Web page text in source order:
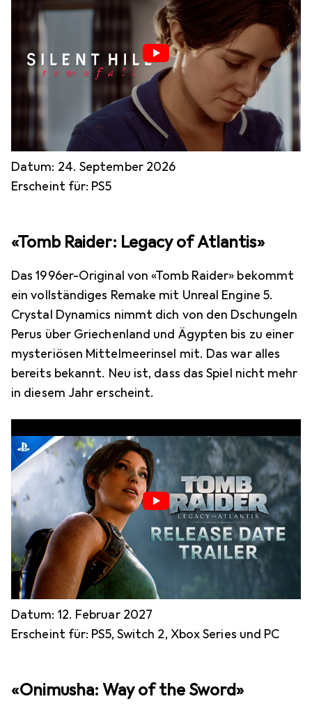
Datum: 24. September 2026
Erscheint für: PS5
«Tomb Raider: Legacy of Atlantis»
Das 1996er-Original von «Tomb Raider» bekommt
ein vollständiges Remake mit Unreal Engine 5.
Crystal Dynamics nimmt dich von den Dschungeln
Perus über Griechenland und Ägypten bis zu einer
mysteriösen Mittelmeerinsel mit. Das war alles
bereits bekannt. Neu ist, dass das Spiel nicht mehr
in diesem Jahr erscheint.
Datum: 12. Februar 2027
Erscheint für: PS5, Switch 2, Xbox Series und PC
«Onimusha: Way of the Sword»